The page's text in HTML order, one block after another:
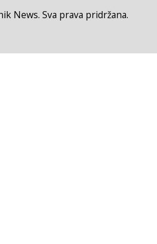
News. Sva prava pridržana.